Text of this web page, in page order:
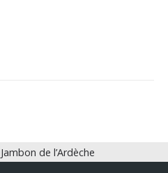
Jambon de l’Ardèche